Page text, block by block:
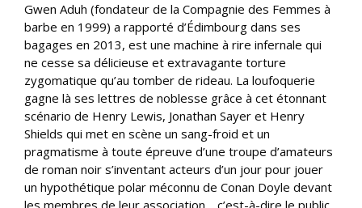
Gwen Aduh (fondateur de la Compagnie des Femmes à
barbe en 1999) a rapporté d’Édimbourg dans ses
bagages en 2013, est une machine à rire infernale qui
ne cesse sa délicieuse et extravagante torture
zygomatique qu’au tomber de rideau. La loufoquerie
gagne là ses lettres de noblesse grâce à cet étonnant
scénario de Henry Lewis, Jonathan Sayer et Henry
Shields qui met en scène un sang-froid et un
pragmatisme à toute épreuve d’une troupe d’amateurs
de roman noir s’inventant acteurs d’un jour pour jouer
un hypothétique polar méconnu de Conan Doyle devant
les membres de leur association… c’est-à-dire le public.